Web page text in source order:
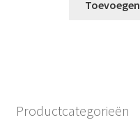
Productcategorieën